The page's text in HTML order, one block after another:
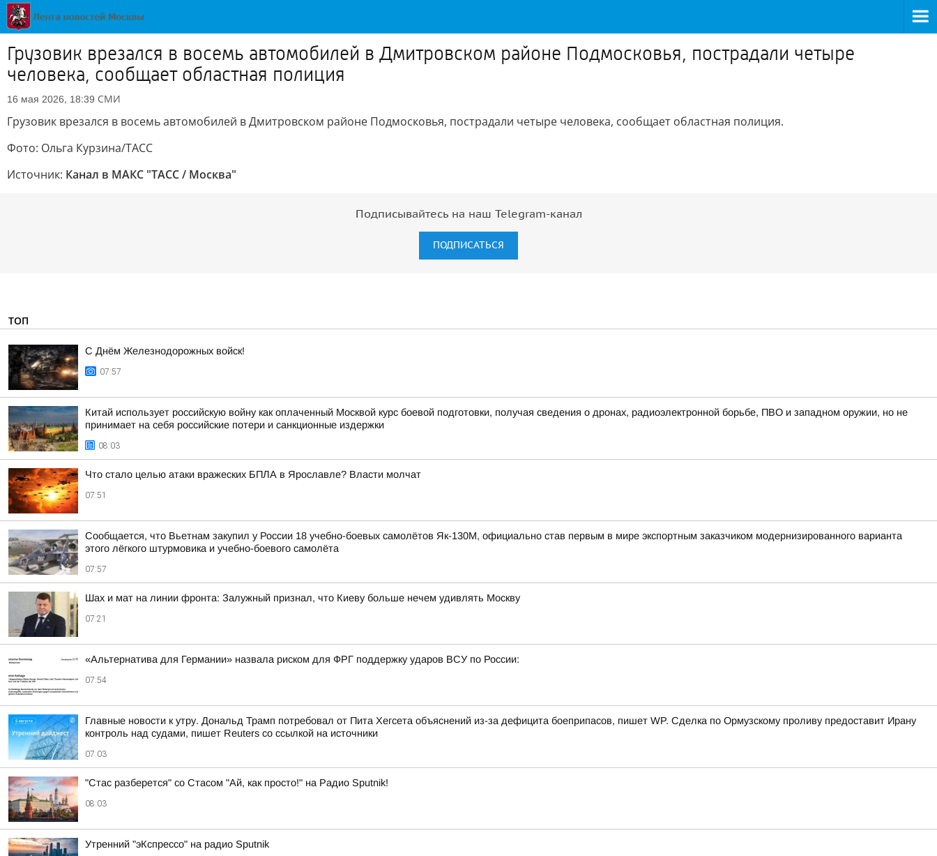
Грузовик врезался в восемь автомобилей в Дмитровском районе Подмосковья, пострадали четыре
человека, сообщает областная полиция
16 мая 2026, 18:39 СМИ
Грузовик врезался в восемь автомобилей в Дмитровском районе Подмосковья, пострадали четыре человека, сообщает областная полиция.
Фото: Ольга Курзина/ТАСС
Источник: Канал в МАКС "ТАСС / Москва"
Подписывайтесь на наш Telegram-канал
ПОДПИСАТЬСЯ
ТОП
С Днём Железнодорожных войск!
07:57
Китай использует российскую войну как оплаченный Москвой курс боевой подготовки, получая сведения о дронах, радиоэлектронной борьбе, ПВО и западном оружии, но не
принимает на себя российские потери и санкционные издержки
08:03
Что стало целью атаки вражеских БПЛА в Ярославле? Власти молчат
07:51
Сообщается, что Вьетнам закупил у России 18 учебно-боевых самолётов Як-130М, официально став первым в мире экспортным заказчиком модернизированного варианта
этого лёгкого штурмовика и учебно-боевого самолёта
07:57
Шах и мат на линии фронта: Залужный признал, что Киеву больше нечем удивлять Москву
07:21
«Альтернатива для Германии» назвала риском для ФРГ поддержку ударов ВСУ по России:
07:54
Главные новости к утру. Дональд Трамп потребовал от Пита Хегсета объяснений из-за дефицита боеприпасов, пишет WP. Сделка по Ормузскому проливу предоставит Ирану
контроль над судами, пишет Reuters со ссылкой на источники
07:03
"Стас разберется" со Стасом "Ай, как просто!" на Радио Sputnik!
08:03
Утренний "эКспрессо" на радио Sputnik